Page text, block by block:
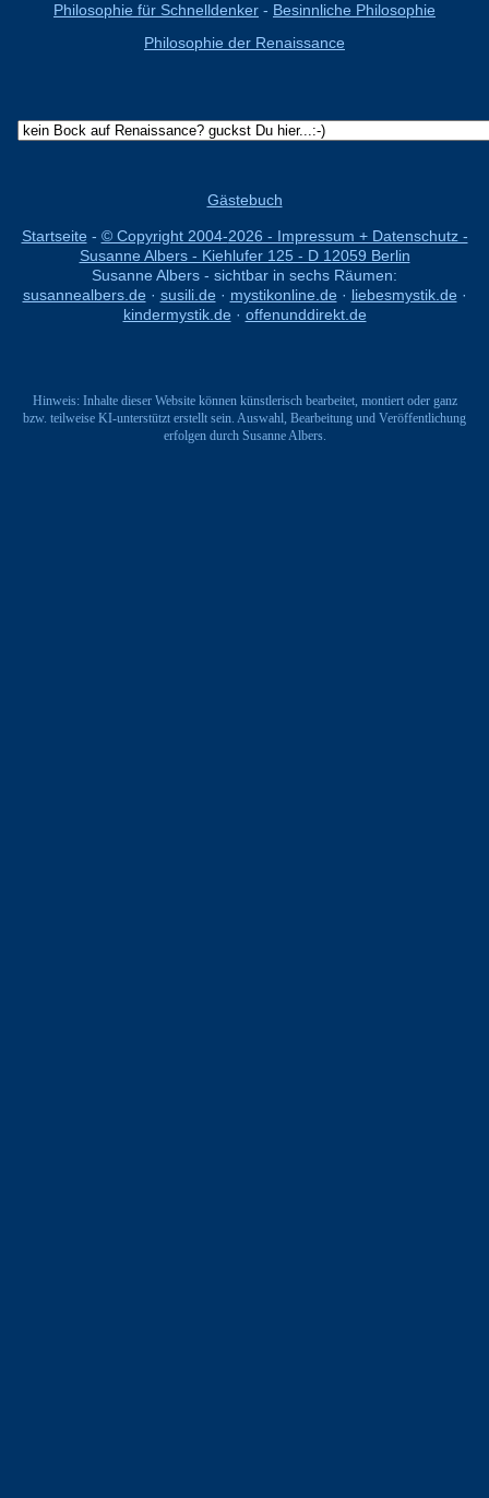
Philosophie für Schnelldenker - Besinnliche Philosophie
Philosophie der Renaissance
Gästebuch
Startseite - © Copyright 2004-2026 - Impressum + Datenschutz -
Susanne Albers - Kiehlufer 125 - D 12059 Berlin
Susanne Albers - sichtbar in sechs Räumen:
susannealbers.de · susili.de · mystikonline.de · liebesmystik.de ·
kindermystik.de · offenunddirekt.de
Hinweis: Inhalte dieser Website können künstlerisch bearbeitet, montiert oder ganz
bzw. teilweise KI-unterstützt erstellt sein. Auswahl, Bearbeitung und Veröffentlichung
erfolgen durch Susanne Albers.